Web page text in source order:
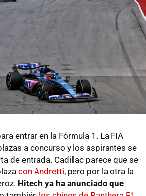
entrar en la Fórmula 1. La FIA
a concurso y los aspirantes se
de entrada. Cadillac parece que se
con Andretti, pero por la otra la
Hitech ya ha anunciado que